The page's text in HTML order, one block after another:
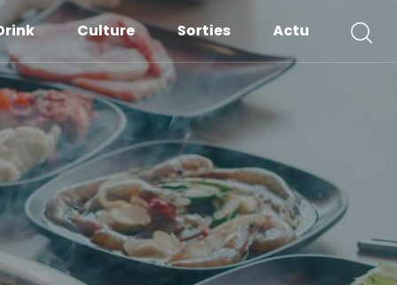
Culture Sorties Actu